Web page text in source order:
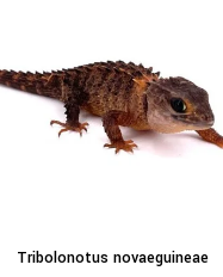
AÑADIR AL CARRITO
Tribolonotus novaeguineae